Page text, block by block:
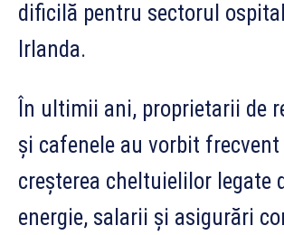
dificilă pentru sectorul
Irlanda.
În ultimii ani, proprietarii de
și cafenele au vorbit frecvent
creșterea cheltuielilor legate
energie, salarii și asigurări